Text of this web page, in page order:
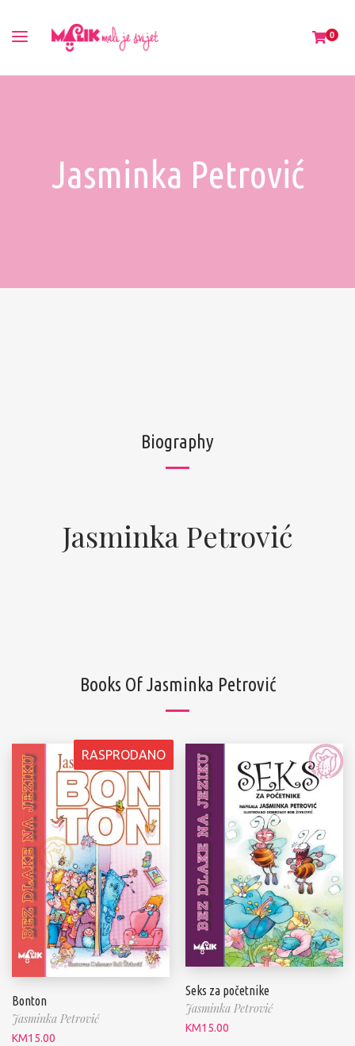
0
Jasminka Petrović
Biography
Jasminka Petrović
Books Of Jasminka Petrović
RASPRODANO
Bonton
Jasminka Petrović
KM15.00
Seks za početnike
Jasminka Petrović
KM15.00